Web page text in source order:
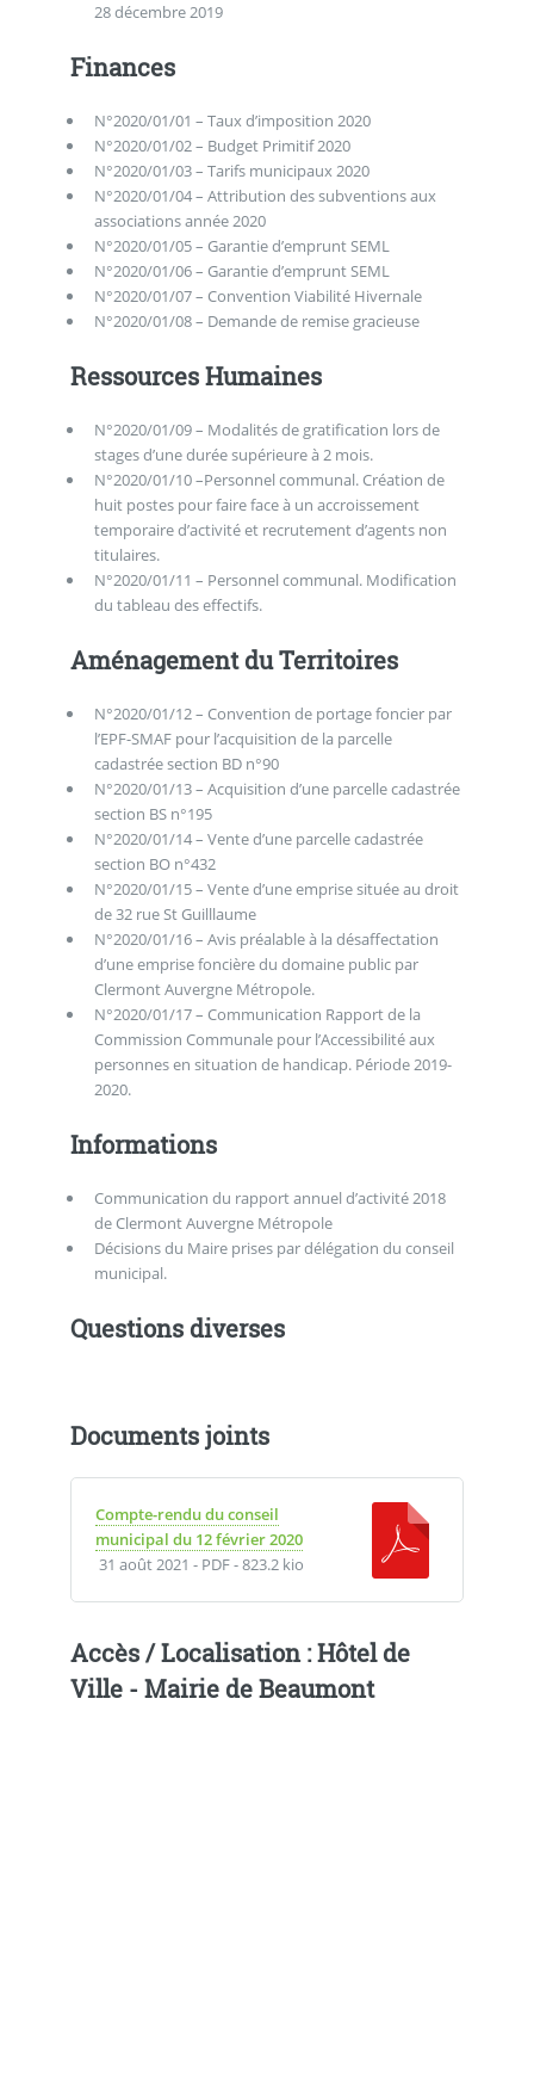
28 décembre 2019
Finances
N°2020/01/01 – Taux d’imposition 2020
N°2020/01/02 – Budget Primitif 2020
N°2020/01/03 – Tarifs municipaux 2020
N°2020/01/04 – Attribution des subventions aux
associations année 2020
N°2020/01/05 – Garantie d’emprunt SEML
N°2020/01/06 – Garantie d’emprunt SEML
N°2020/01/07 – Convention Viabilité Hivernale
N°2020/01/08 – Demande de remise gracieuse
Ressources Humaines
N°2020/01/09 – Modalités de gratification lors de
stages d’une durée supérieure à 2 mois.
N°2020/01/10 –Personnel communal. Création de
huit postes pour faire face à un accroissement
temporaire d’activité et recrutement d’agents non
titulaires.
N°2020/01/11 – Personnel communal. Modification
du tableau des effectifs.
Aménagement du Territoires
N°2020/01/12 – Convention de portage foncier par
l’EPF-SMAF pour l’acquisition de la parcelle
cadastrée section BD n°90
N°2020/01/13 – Acquisition d’une parcelle cadastrée
section BS n°195
N°2020/01/14 – Vente d’une parcelle cadastrée
section BO n°432
N°2020/01/15 – Vente d’une emprise située au droit
de 32 rue St Guilllaume
N°2020/01/16 – Avis préalable à la désaffectation
d’une emprise foncière du domaine public par
Clermont Auvergne Métropole.
N°2020/01/17 – Communication Rapport de la
Commission Communale pour l’Accessibilité aux
personnes en situation de handicap. Période 2019-
2020.
Informations
Communication du rapport annuel d’activité 2018
de Clermont Auvergne Métropole
Décisions du Maire prises par délégation du conseil
municipal.
Questions diverses
Documents joints
Compte-rendu du conseil
municipal du 12 février 2020
31 août 2021 - PDF-823.2 kio
Accès / Localisation : Hôtel de
Ville - Mairie de Beaumont